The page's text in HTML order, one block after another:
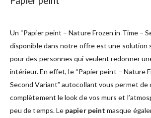
Un “Papier peint – Nature Frozen in Time –
disponible dans notre offre est une solution
pour des personnes qui veulent redonner
intérieur. En effet, le “Papier peint – Nature
Second Variant” autocollant vous permet de
complètement le look de vos murs et
peu de temps. Le papier peint masque